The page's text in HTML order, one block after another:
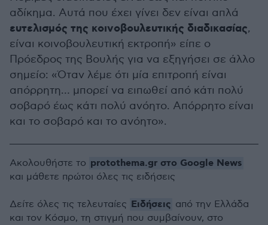
αδίκημα. Αυτά που έχει γίνει δεν είναι απλά
ευτελισμός της κοινοβουλευτικής διαδικασίας,
είναι κοινοβουλευτική εκτροπή» είπε ο
Πρόεδρος της Βουλής για να εξηγήσει σε άλλο
σημείο: «Όταν λέμε ότι μία επιτροπή είναι
απόρρητη… μπορεί να ειπωθεί από κάτι πολύ
σοβαρό έως κάτι πολύ ανόητο. Απόρρητο είναι
και το σοβαρό και το ανόητο».
Ακολουθήστε το protothema.gr στο Google News
και μάθετε πρώτοι όλες τις ειδήσεις
Δείτε όλες τις τελευταίες Ειδήσεις από την Ελλάδα
και τον Κόσμο, τη στιγμή που συμβαίνουν, στο